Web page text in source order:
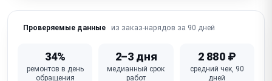
блокировка iCloud
Не работает кнопка питания / громкости /
Проверяемые данные из заказ-нарядов за 90 дней
34%
ремонтов в день
обращения
2–3 дня
медианный срок
работ
2 880 ₽
средний чек, 90
дней